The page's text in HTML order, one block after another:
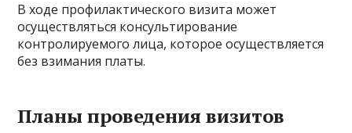
В ходе профилактического визита может
осуществляться консультирование
контролируемого лица, которое осуществляется
без взимания платы.
Планы проведения визитов